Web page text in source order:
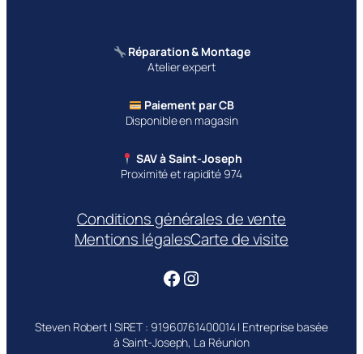
Réparation & Montage
Atelier expert
Paiement par CB
Disponible en magasin
SAV à Saint-Joseph
Proximité et rapidité 974
Conditions générales de vente
Mentions légalesCarte de visite
Facebook
Instagram
Steven Robert | SIRET : 91960761400014 | Entreprise basée
à Saint-Joseph, La Réunion